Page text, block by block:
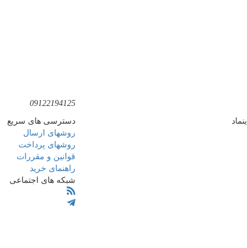
09122194125
دسترسی های سریع
روشهای ارسال
روشهای پرداخت
قوانین و مقررات
راهنمای خرید
شبکه های اجتماعی
اینماد